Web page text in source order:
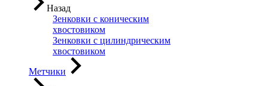
Назад
Зенковки с коническим
хвостовиком
Зенковки с цилиндрическим
хвостовиком
Метчики